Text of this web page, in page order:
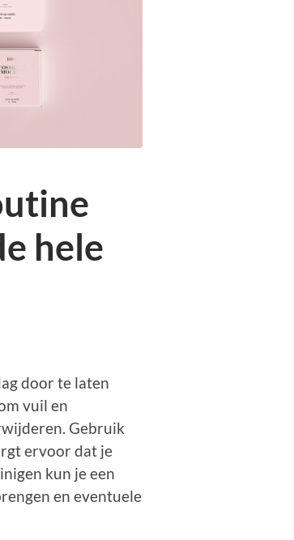
hele
door te laten
vuil en
Gebruik
ervoor dat je
kun je een
en eventuele